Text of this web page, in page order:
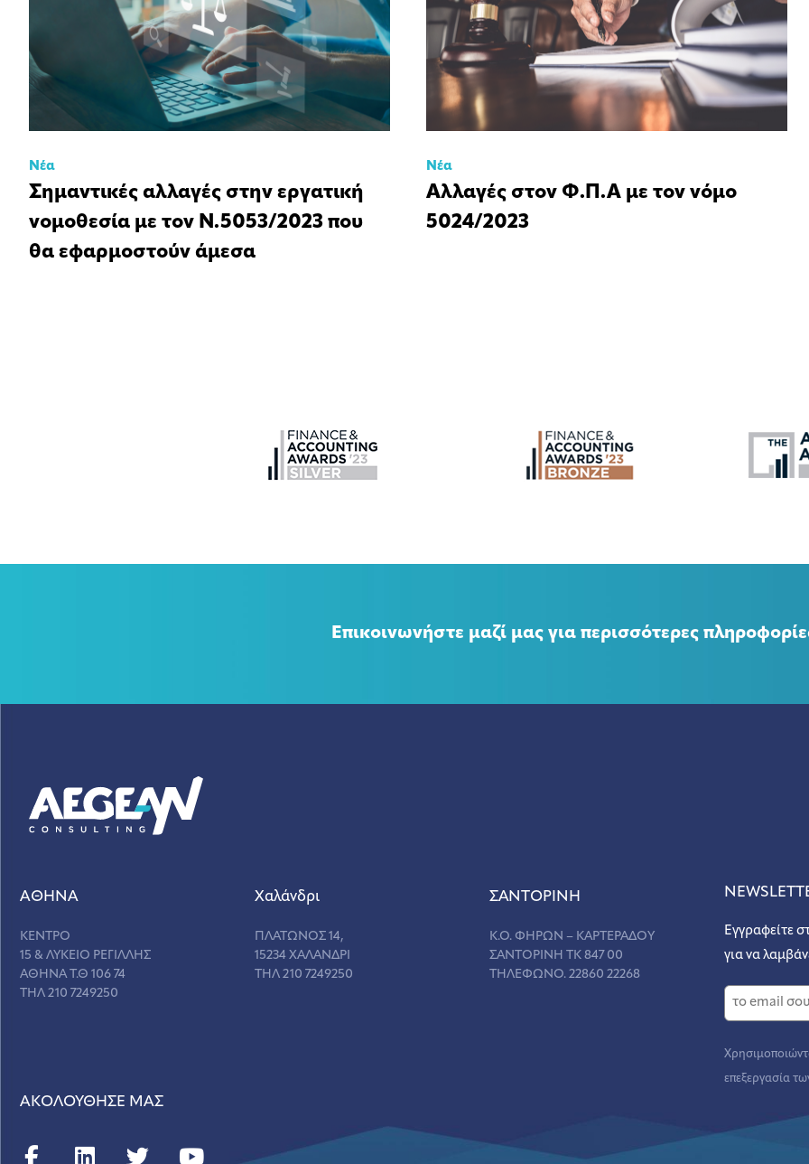
Νέα
Σημαντικές αλλαγές στην εργατική
νομοθεσία με τον Ν.5053/2023 που
θα εφαρμοστούν άμεσα
Νέα
Αλλαγές στον Φ.Π.Α με τον νόμο
5024/2023
Επικοινωνήστε μαζί μας για περισσότερες
ΑΘΗΝΑ
ΚΕΝΤΡΟ
15 & ΛΥΚΕΙΟ ΡΕΓΙΛΛΗΣ
ΑΘΗΝΑ Τ.Θ 106 74
ΤΗΛ 210 7249250
Χαλάνδρι
ΠΛΑΤΩΝΟΣ 14,
15234 ΧΑΛΑΝΔΡΙ
ΤΗΛ 210 7249250
ΣANΤΟΡΙΝΗ
Κ.Ο. ΦΗΡΩΝ – ΚΑΡΤΕΡΑΔΟΥ
ΣΑΝΤΟΡΙΝΗ ΤΚ 847 00
ΤΗΛΕΦΩΝΟ. 22860 22268
Εγγραφείτε
για να
επεξεργασία
ΑΚΟΛΟΥΘΗΣΕ ΜΑΣ